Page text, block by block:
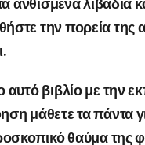
την πορεία της
βιβλίο με την
μάθετε τα πάντα
θαύμα της